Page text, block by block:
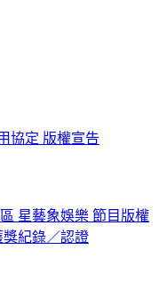
協定 版權宣告
星藝象娛樂 節目版權
獎紀錄／認證